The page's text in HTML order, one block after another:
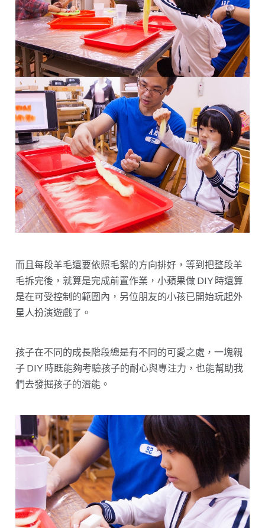
而且每段羊毛還要依照毛絮的方向排好，等到把整段羊
毛拆完後，就算是完成前置作業，小蘋果做 DIY 時還算
是在可受控制的範圍內，另位朋友的小孩已開始玩起外
星人扮演遊戲了。
孩子在不同的成長階段總是有不同的可愛之處，一塊親
子 DIY 時既能夠考驗孩子的耐心與專注力，也能幫助我
們去發掘孩子的潛能。